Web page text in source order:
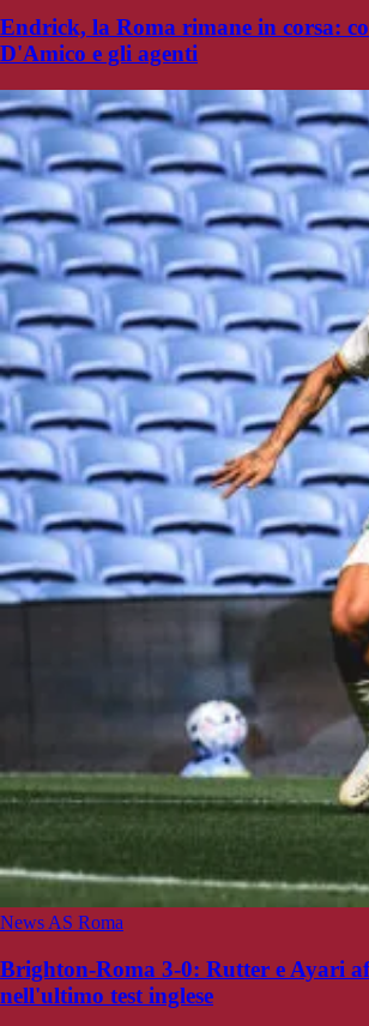
Endrick, la Roma rimane in corsa:
D'Amico e gli agenti
News AS Roma
Brighton-Roma 3-0: Rutter e Ayari
nell'ultimo test inglese